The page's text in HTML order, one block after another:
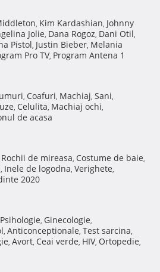
, Kim Kardashian, Johnny
Jolie, Dana Rogoz, Dani Otil,
Pistol, Justin Bieber, Melania
Pro TV, Program Antena 1
, Coafuri, Machiaj, Sani,
, Celulita, Machiaj ochi,
de acasa
Rochii de mireasa, Costume de baie,
, Inele de logodna, Verighete,
2020
Psihologie, Ginecologie,
, Anticonceptionale, Test sarcina,
, Avort, Ceai verde, HIV, Ortopedie,